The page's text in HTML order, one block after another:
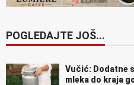
POGLEDAJTE JOŠ...
Vučić: Dodatne
mleka do kraja